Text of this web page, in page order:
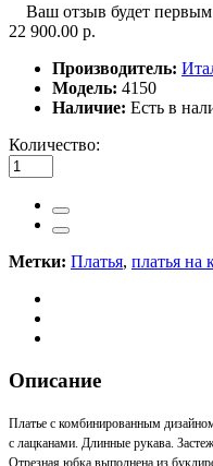
Ваш отзыв будет
22 900.00 р.
Производитель:
Модель: 4150
Наличие: Есть в
Количество:
Метки: Платья, платья на
Описание
Платье с комбинированным
с лацканами. Длинные рукава.